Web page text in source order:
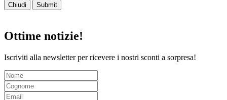
Chiudi Submit
Ottime notizie!
Iscriviti alla newsletter per ricevere i nostri sconti a sorpresa!